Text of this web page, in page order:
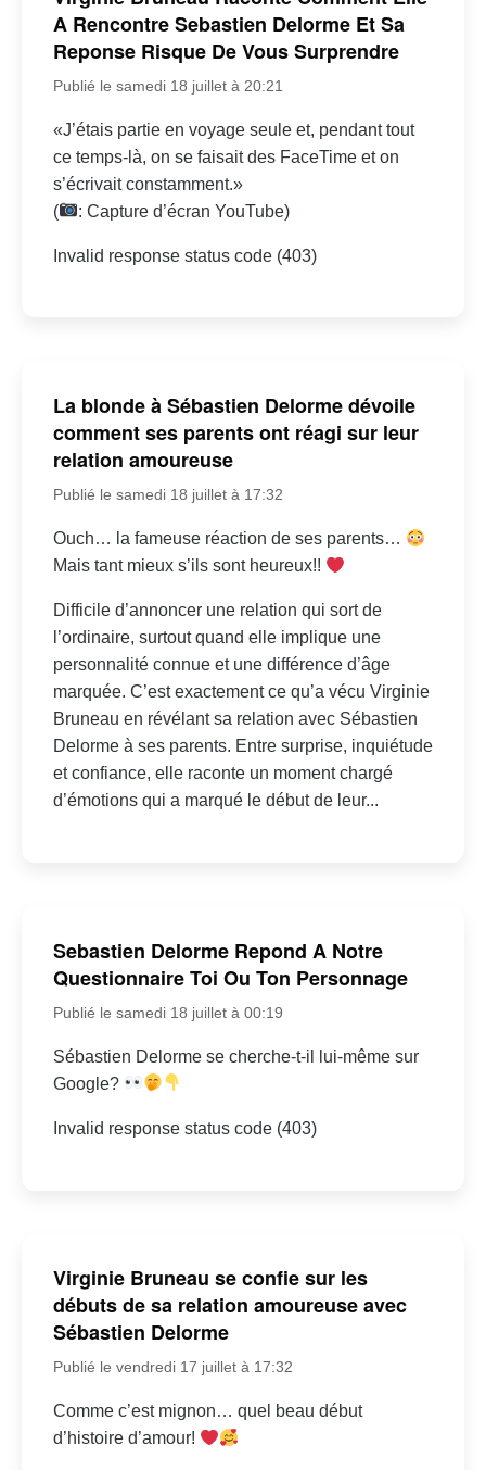
A Rencontre Sebastien Delorme Et Sa
Reponse Risque De Vous Surprendre
Publié le samedi 18 juillet à 20:21
«J’étais partie en voyage seule et, pendant tout
ce temps-là, on se faisait des FaceTime et on
s’écrivait constamment.»
(
: Capture d’écran YouTube)
Invalid response status code (403)
La blonde à Sébastien Delorme dévoile
comment ses parents ont réagi sur leur
relation amoureuse
Publié le samedi 18 juillet à 17:32
Ouch… la fameuse réaction de ses parents…
Mais tant mieux s’ils sont heureux!!
Difficile d’annoncer une relation qui sort de
l’ordinaire, surtout quand elle implique une
personnalité connue et une différence d’âge
marquée. C’est exactement ce qu’a vécu Virginie
Bruneau en révélant sa relation avec Sébastien
Delorme à ses parents. Entre surprise, inquiétude
et confiance, elle raconte un moment chargé
d’émotions qui a marqué le début de leur...
Sebastien Delorme Repond A Notre
Questionnaire Toi Ou Ton Personnage
Publié le samedi 18 juillet à 00:19
Sébastien Delorme se cherche-t-il lui-même sur
Google?
Invalid response status code (403)
Virginie Bruneau se confie sur les
débuts de sa relation amoureuse avec
Sébastien Delorme
Publié le vendredi 17 juillet à 17:32
Comme c’est mignon… quel beau début
d’histoire d’amour!